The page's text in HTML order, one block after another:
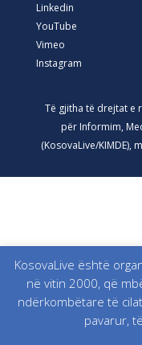
Linkedin
YouTube
Vimeo
Instagram
Të gjitha të drejtat e
për Informim,
(KosovaLive/KIMDE),
KosovaLive është
në vitin 2000, që
ndërkombëtare të
pavarur,